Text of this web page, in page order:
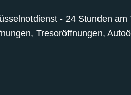
- 24 Stunden
Tresoröffnungen,